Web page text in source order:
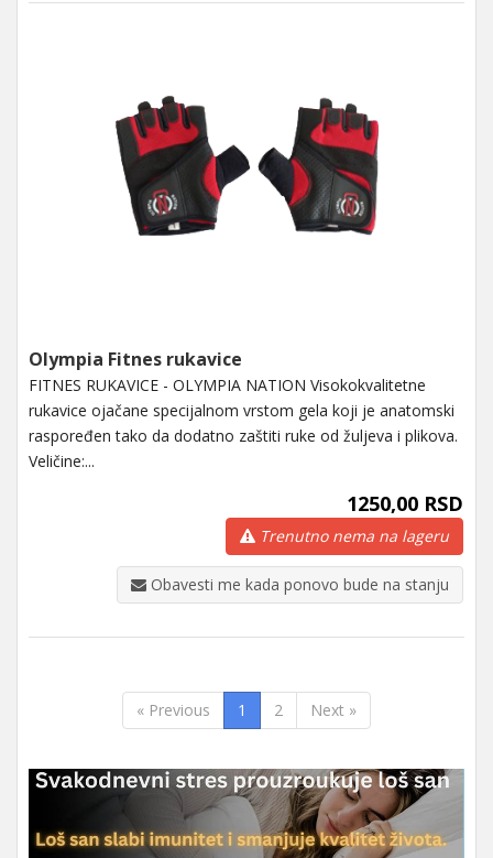
Olympia Fitnes rukavice
FITNES RUKAVICE - OLYMPIA NATION Visokokvalitetne
rukavice ojačane specijalnom vrstom gela koji je anatomski
raspoređen tako da dodatno zaštiti ruke od žuljeva i plikova.
Veličine:...
1250,00 RSD
Trenutno nema na lageru
Obavesti me kada ponovo bude na stanju
« Previous 1 2 Next »